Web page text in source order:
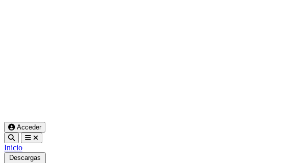
Acceder
Inicio
Descargas